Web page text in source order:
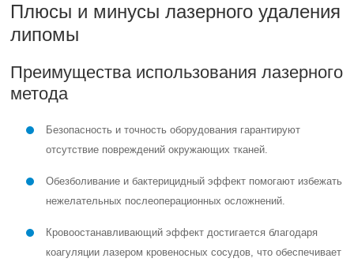
Плюсы и минусы лазерного удаления
липомы
Преимущества использования лазерного
метода
Безопасность и точность оборудования гарантируют
отсутствие повреждений окружающих тканей.
Обезболивание и бактерицидный эффект помогают избежать
нежелательных послеоперационных осложнений.
Кровоостанавливающий эффект достигается благодаря
коагуляции лазером кровеносных сосудов, что обеспечивает